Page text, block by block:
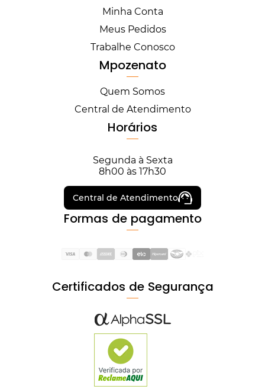
Minha Conta
Meus Pedidos
Trabalhe Conosco
Mpozenato
Quem Somos
Central de Atendimento
Horários
Segunda à Sexta
8h00 às 17h30
Central de Atendimento
Formas de pagamento
Certificados de Segurança